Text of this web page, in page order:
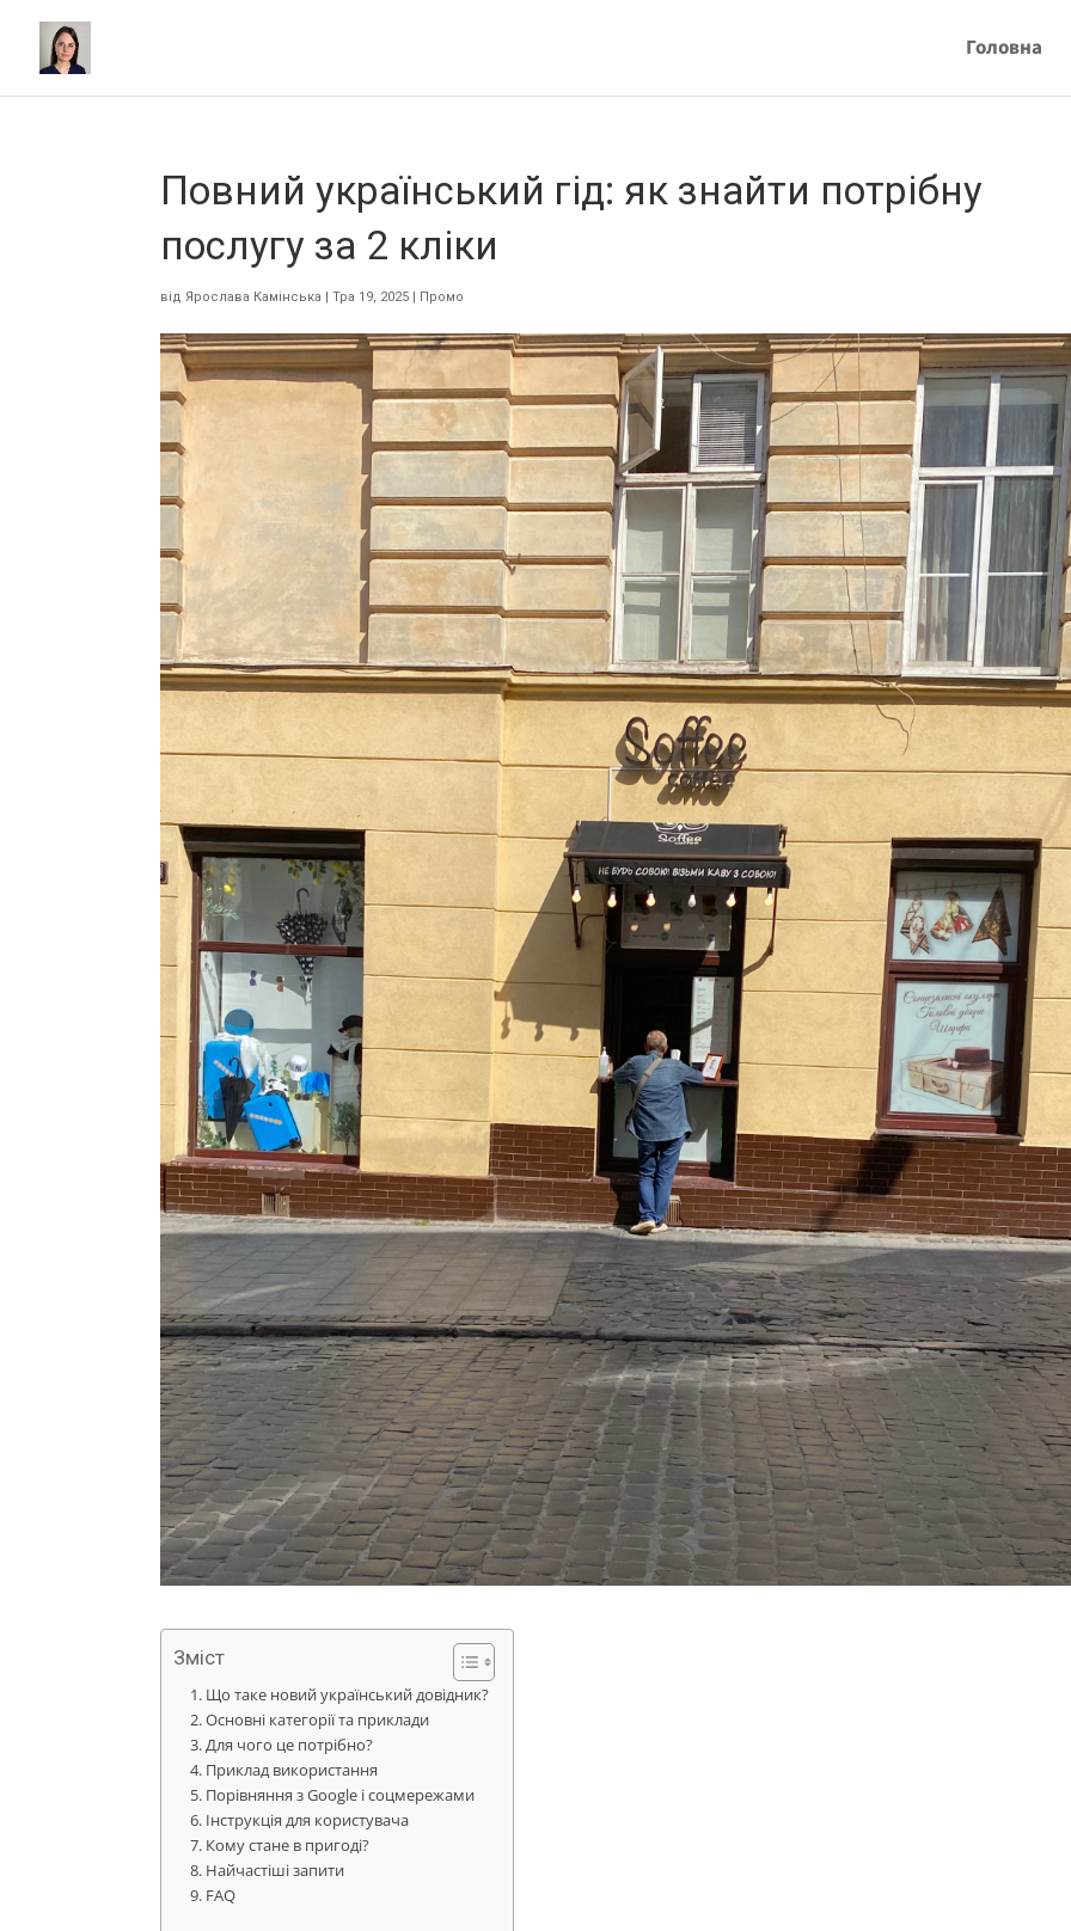
Головна
Повний український гід: як знайти потрібну
послугу за 2 кліки
від Ярослава Камінська |Тра 19, 2025 | Промо
Зміст
Що таке новий український довідник?
Основні категорії та приклади
Для чого це потрібно?
Приклад використання
Порівняння з Google і соцмережами
Інструкція для користувача
Кому стане в пригоді?
Найчастіші запити
FAQ